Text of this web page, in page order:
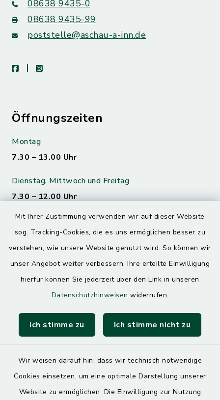
Mit Ihrer Zustimmung verwenden wir auf dieser Website
sog. Tracking-Cookies, die es uns ermöglichen besser zu
verstehen, wie unsere Website genutzt wird. So können wir
unser Angebot weiter verbessern. Ihre erteilte Einwilligung
hierfür können Sie jederzeit über den Link in unseren
Datenschutzhinweisen widerrufen.
Ich stimme zu Ich stimme nicht zu
Wir weisen darauf hin, dass wir technisch notwendige
Cookies einsetzen, um eine optimale Darstellung unserer
Website zu ermöglichen. Die Einwilligung zur Nutzung
08638 9435-0
08638 9435-99
poststelle@aschau-a-inn.de
facebookinstagram
Öffnungszeiten
Montag
7.30 – 13.00 Uhr
Dienstag, Mittwoch und Freitag
7.30 – 12.00 Uhr
Donnerstag
7.30 – 12.00 Uhr
13.00 – 17.30 Uhr
Quicklinks
SoNNe e. V.